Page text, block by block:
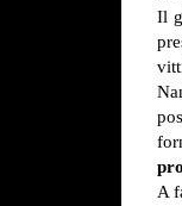
Il
A